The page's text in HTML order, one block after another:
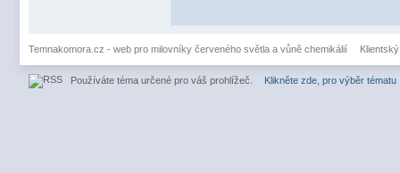
Temnakomora.cz - web pro milovníky červeného světla a vůně chemikálií
Používáte téma určené pro váš prohlížeč. Klikněte zde, pro výběr tématu